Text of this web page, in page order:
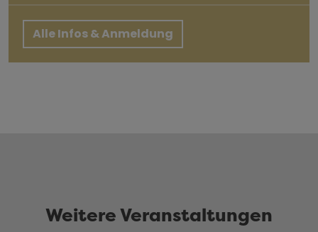
Alle Infos & Anmeldung
Weitere Veranstaltungen